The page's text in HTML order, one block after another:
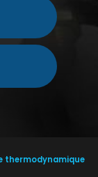
thermodynamique